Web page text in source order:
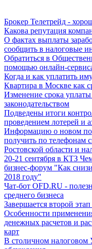
Брокер Телетрейд -
Какова репутация
О фактах выплаты
сообщить в налоговые
Обратиться в
помощью онлайн-
Когда и как уплатить
Квартира в Москве как
Изменение срока
законодательством
Подведены итоги
проведением лотерей и
Информацию о новом
получить по телефонам
Ростовской области и
20-21 сентября в КТЗ
бизнес-форум "Как
2018 году"
Чат-бот OFD.RU -
среднего бизнеса
Завершается второй
Особенности
денежных расчетов и
карт
В столичном